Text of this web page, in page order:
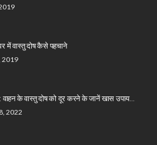
में वास्तु दोष कैसे पहचाने
2019
के वास्तु दोष को दूर करने के जानें खास उपाय…
2022